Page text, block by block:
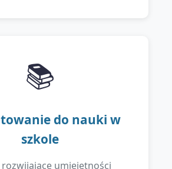
📚
do nauki w
szkole
rozwijające umiejętności